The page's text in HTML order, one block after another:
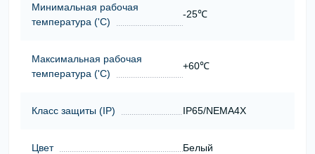
Минимальная рабочая
температура ('С)
-25℃
Максимальная рабочая
температура ('С)
+60℃
Класс защиты (ІР) IP65/NEMA4X
Цвет Белый